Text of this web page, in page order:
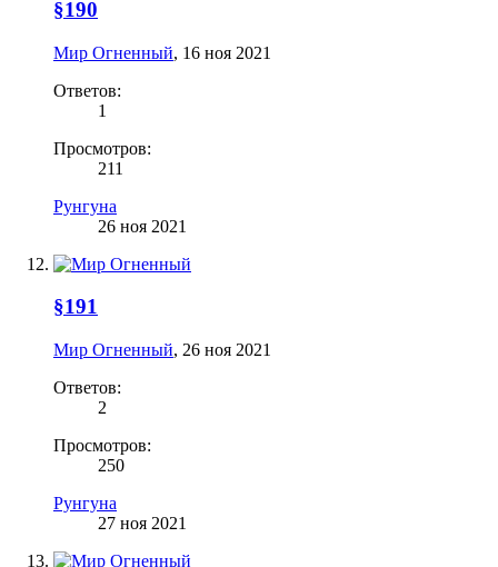
§190
Мир Огненный, 16 ноя 2021
Ответов:
1
Просмотров:
211
Рунгуна
26 ноя 2021
§191
Мир Огненный, 26 ноя 2021
Ответов:
2
Просмотров:
250
Рунгуна
27 ноя 2021